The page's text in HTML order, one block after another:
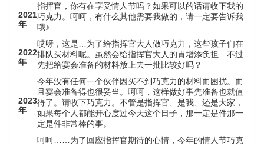
2021
年
指挥官，你有在享受情人节吗？如果可以的话请收下我的
巧克力。呵呵，有什么其他需要我做的，请一定要告诉我
哦♪
2022
年
哎呀，这是…为了给指挥官大人做巧克力，这些孩子们在
排队买材料呢。虽然会给指挥官大人的胃增添负担…不过
先把给宴会准备的材料放上去一批比较好吗？
2023
年
今年没有任何一个伙伴因买不到巧克力的材料而困扰。而
且宴会准备得也很妥当。呵呵，这样做好事先准备也就值
得了。请收下巧克力。不管是指挥官、是我、还是大家，
如果每个人都能开心度过今天这个日子，那一定是件那一
定是件非常棒的事。
呵呵……为了回应指挥官期待的心情，今年的情人节巧克